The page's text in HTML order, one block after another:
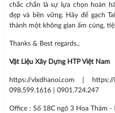
chắc chắn là sự lựa chọn hoàn
đẹp và bền vững. Hãy để gạch
thành một không gian ấm cúng,
Thanks & Best regards.,
Vật Liệu Xây Dựng HTP Việt Nam
https://vlxdhanoi.com | https://
098.599.1616 | 0901.724.247
Office : Số 18C ngõ 3 Hoa Thám